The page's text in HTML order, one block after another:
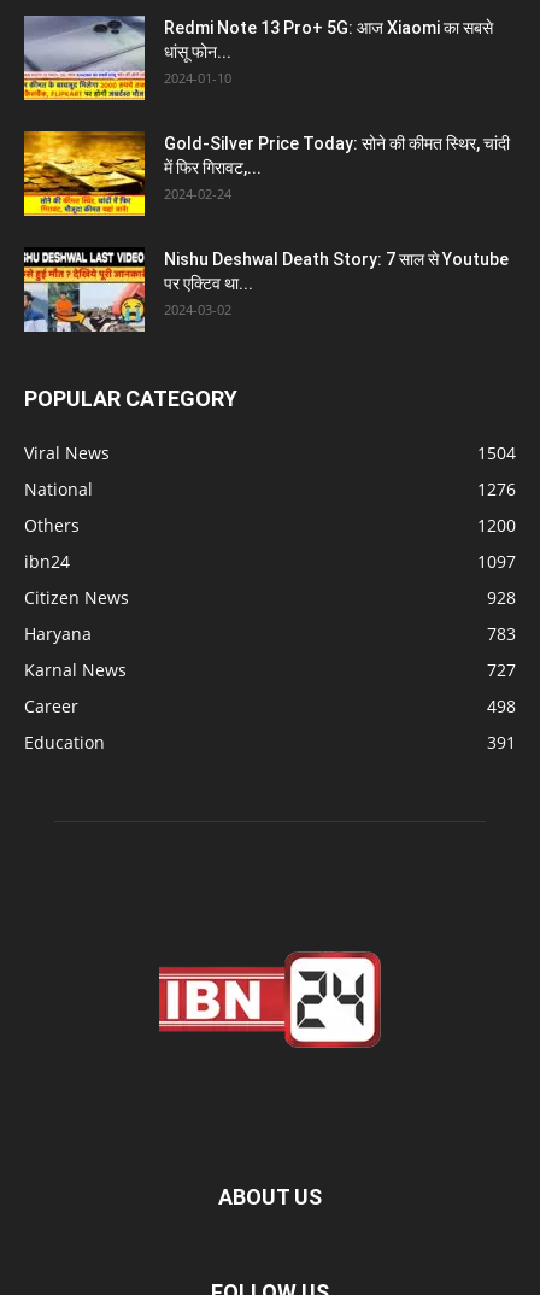
Redmi Note 13 Pro+ 5G: आज Xiaomi का सबसे
धांसू फोन...
2024-01-10
Gold-Silver Price Today: सोने की कीमत स्थिर, चांदी
में फिर गिरावट,...
2024-02-24
Nishu Deshwal Death Story: 7 साल से Youtube
पर एक्टिव था...
2024-03-02
POPULAR CATEGORY
Viral News
1504
National
1276
Others
1200
ibn24
1097
Citizen News
928
Haryana
783
Karnal News
727
Career
498
Education
391
ABOUT US